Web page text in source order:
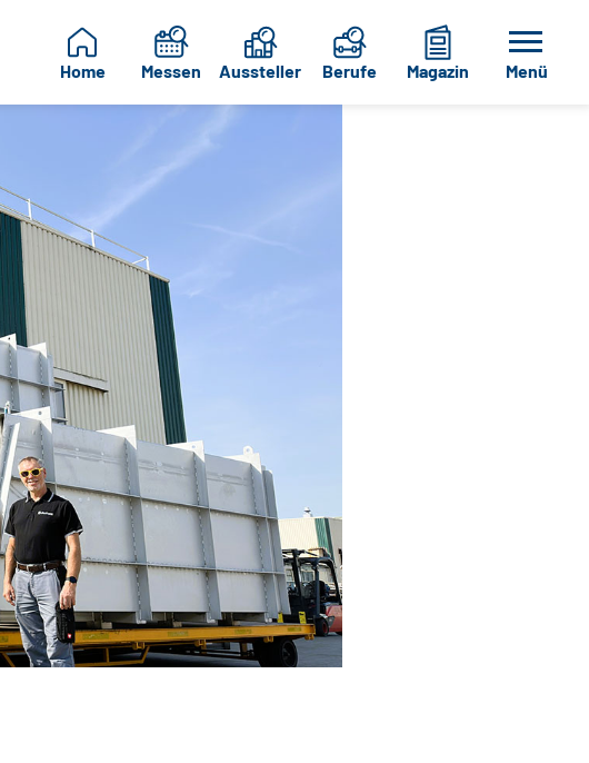
Home Messen Aussteller Berufe Magazin Menü